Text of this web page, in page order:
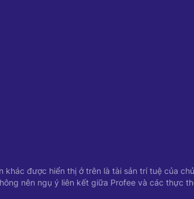
khác được hiển thị ở trên là tài sản trí tuệ của
nên ngụ ý liên kết giữa Profee và các thực